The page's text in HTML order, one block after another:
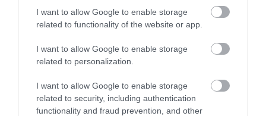
I want to allow Google to enable storage
related to functionality of the website or app.
I want to allow Google to enable storage
related to personalization.
I want to allow Google to enable storage
related to security, including authentication
functionality and fraud prevention, and other
Magyar Péter: átfogó energiafejlesztési tervet fogadott el a
Kenyában bezzeg minden zöldebb
Második világháborús német katonai motorkerékpár
A Tisza-frakció kezdeményezte, hogy jövő kedden legyen
az államfőválasztás